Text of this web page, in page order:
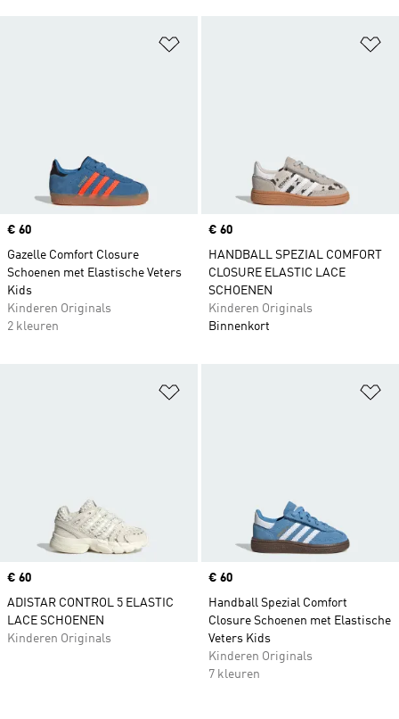
Price
€ 60
Gazelle Comfort Closure
Schoenen met Elastische Veters
Kids
Kinderen Originals
2 kleuren
Price
€ 60
HANDBALL SPEZIAL COMFORT
CLOSURE ELASTIC LACE
SCHOENEN
Kinderen Originals
Binnenkort
Price
€ 60
ADISTAR CONTROL 5 ELASTIC
LACE SCHOENEN
Kinderen Originals
Price
€ 60
Handball Spezial Comfort
Closure Schoenen met Elastische
Veters Kids
Kinderen Originals
7 kleuren